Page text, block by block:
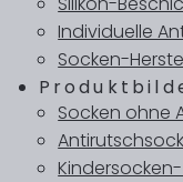
Individuelle
Socken-
Socken ohne